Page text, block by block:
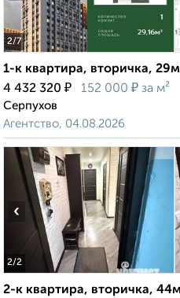
2/7
1-к квартира, вторичка,
4 432 320 ₽ 152 000 ₽ за м²
Серпухов
Агентство, 04.08.2026
2/2
‹
2-к квартира, вторичка,